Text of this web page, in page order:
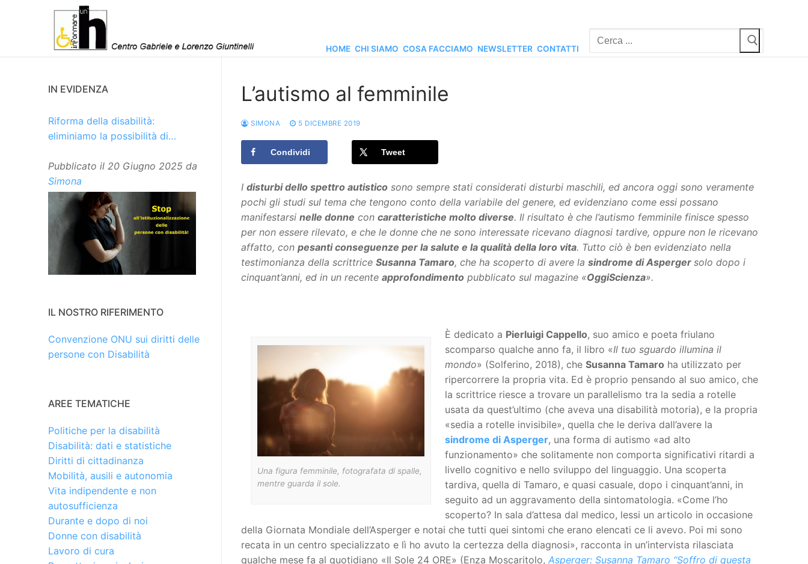
HOME CHI SIAMO COSA FACCIAMO NEWSLETTER CONTATTI
Cerca:
L’autismo al femminile
SIMONA 5 DICEMBRE 2019
Condividi Tweet
I disturbi dello spettro autistico sono sempre stati considerati disturbi maschili, ed ancora oggi sono veramente
pochi gli studi sul tema che tengono conto della variabile del genere, ed evidenziano come essi possano
manifestarsi nelle donne con caratteristiche molto diverse. Il risultato è che l’autismo femminile finisce spesso
per non essere rilevato, e che le donne che ne sono interessate ricevano diagnosi tardive, oppure non le ricevano
affatto, con pesanti conseguenze per la salute e la qualità della loro vita. Tutto ciò è ben evidenziato nella
testimonianza della scrittrice Susanna Tamaro, che ha scoperto di avere la sindrome di Asperger solo dopo i
cinquant’anni, ed in un recente approfondimento pubblicato sul magazine «OggiScienza».
Una figura femminile, fotografata di spalle,
mentre guarda il sole.
È dedicato a Pierluigi Cappello, suo amico e poeta friulano
scomparso qualche anno fa, il libro «Il tuo sguardo illumina il
mondo» (Solferino, 2018), che Susanna Tamaro ha utilizzato per
ripercorrere la propria vita. Ed è proprio pensando al suo amico, che
la scrittrice riesce a trovare un parallelismo tra la sedia a rotelle
usata da quest’ultimo (che aveva una disabilità motoria), e la propria
«sedia a rotelle invisibile», quella che le deriva dall’avere la
sindrome di Asperger, una forma di autismo «ad alto
funzionamento» che solitamente non comporta significativi ritardi a
livello cognitivo e nello sviluppo del linguaggio. Una scoperta
tardiva, quella di Tamaro, e quasi casuale, dopo i cinquant’anni, in
seguito ad un aggravamento della sintomatologia. «Come l’ho
scoperto? In sala d’attesa dal medico, lessi un articolo in occasione
della Giornata Mondiale dell’Asperger e notai che tutti quei sintomi che erano elencati ce li avevo. Poi mi sono
recata in un centro specializzato e lì ho avuto la certezza della diagnosi», racconta in un’intervista rilasciata
qualche mese fa al quotidiano «Il Sole 24 ORE» (Enza Moscaritolo, Asperger: Susanna Tamaro “Soffro di questa
IN EVIDENZA
Riforma della disabilità:
eliminiamo la possibilità di
Pubblicato il 20 Giugno 2025 da
Simona
IL NOSTRO RIFERIMENTO
Convenzione ONU sui diritti delle
persone con Disabilità
AREE TEMATICHE
Politiche per la disabilità
Disabilità: dati e statistiche
Diritti di cittadinanza
Mobilità, ausili e autonomia
Vita indipendente e non
autosufficienza
Durante e dopo di noi
Donne con disabilità
Lavoro di cura